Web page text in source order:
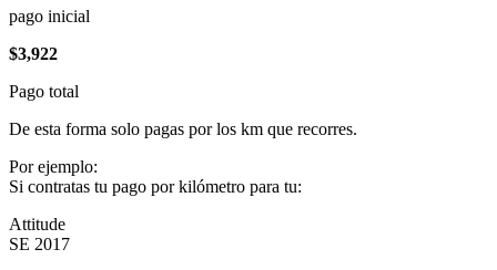
pago inicial
$3,922
Pago total
De esta forma solo pagas por los km que recorres.
Por ejemplo:
Si contratas tu pago por kilómetro para tu:
Attitude
SE 2017